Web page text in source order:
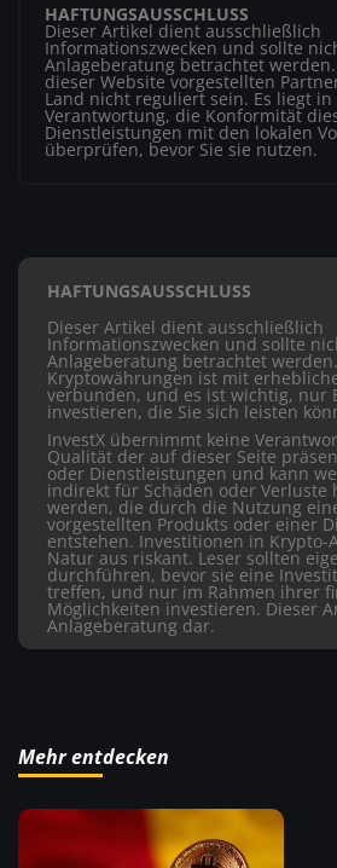
HAFTUNGSAUSSCHLUSS
Dieser Artikel dient ausschließlich
Informationszwecken und sollte
Anlageberatung betrachtet
dieser Website vorgestellten
Land nicht reguliert sein. Es liegt
Verantwortung, die Konformität
Dienstleistungen mit den lokalen
überprüfen, bevor Sie sie nutzen.
HAFTUNGSAUSSCHLUSS
Dieser Artikel dient ausschließlich
Informationszwecken und sollte
Anlageberatung betrachtet
Kryptowährungen ist mit
verbunden, und es ist wichtig, nur
investieren, die Sie sich leisten
InvestX übernimmt keine
Qualität der auf dieser Seite
oder Dienstleistungen und kann
indirekt für Schäden oder Verluste
werden, die durch die Nutzung
vorgestellten Produkts oder einer
entstehen. Investitionen in Krypto-
Natur aus riskant. Leser sollten
durchführen, bevor sie eine
treffen, und nur im Rahmen ihrer
Möglichkeiten investieren. Dieser
Anlageberatung dar.
Mehr entdecken